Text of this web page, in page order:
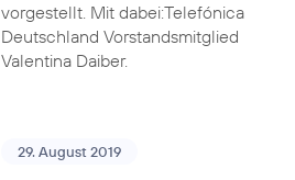
vorgestellt. Mit dabei:Telefónica
Deutschland Vorstandsmitglied
Valentina Daiber.
29. August 2019